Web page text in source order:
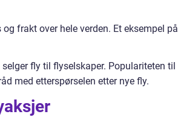
frakt over hele verden. Et eksempel på
fly til flyselskaper. Populariteten til
med etterspørselen etter nye fly.